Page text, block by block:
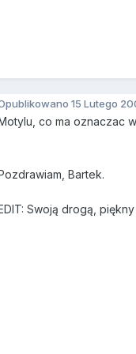
15 Lutego
co ma oznaczac
Bartek.
Swoją drogą,